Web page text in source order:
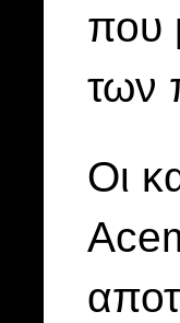
που
των
Οι